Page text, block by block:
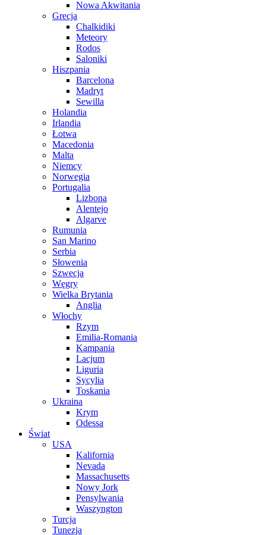
Nowa Akwitania
Grecja
Chalkidiki
Meteory
Rodos
Saloniki
Hiszpania
Barcelona
Madryt
Sewilla
Holandia
Irlandia
Łotwa
Macedonia
Malta
Niemcy
Norwegia
Portugalia
Lizbona
Alentejo
Algarve
Rumunia
San Marino
Serbia
Słowenia
Szwecja
Węgry
Wielka Brytania
Anglia
Włochy
Rzym
Emilia-Romania
Kampania
Lacjum
Liguria
Sycylia
Toskania
Ukraina
Krym
Odessa
Świat
USA
Kalifornia
Nevada
Massachusetts
Nowy Jork
Pensylwania
Waszyngton
Turcja
Tunezja